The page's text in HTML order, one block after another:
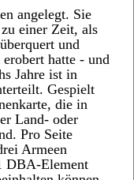
angelegt. Sie
einer Zeit, als
und
hatte - und
Jahre ist in
Gespielt
die in
Land- oder
Pro Seite
Armeen
DBA-Element